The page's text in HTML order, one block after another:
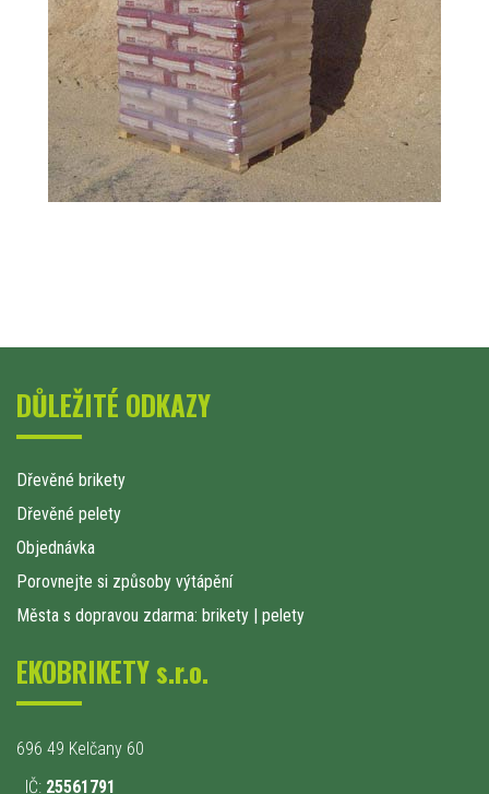
DŮLEŽITÉ ODKAZY
Dřevěné brikety
Dřevěné pelety
Objednávka
Porovnejte si způsoby výtápění
Města s dopravou zdarma: brikety | pelety
EKOBRIKETY s.r.o.
696 49 Kelčany 60
IČ: 25561791